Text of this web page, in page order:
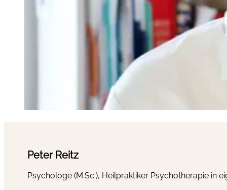
Peter Reitz
Psychologe (M.Sc.), Heilpraktiker Psychotherapie in